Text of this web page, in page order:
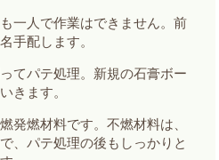
一人で作業はできません。前
手配します。
てパテ処理。新規の石膏ボー
きます。
発燃材料です。不燃材料は、
、パテ処理の後もしっかりと